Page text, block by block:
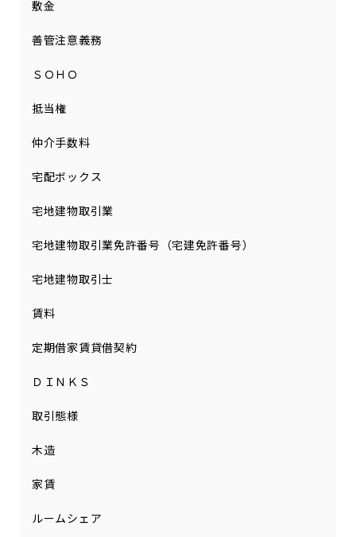
敷金
善管注意義務
ＳＯＨＯ
抵当権
仲介手数料
宅配ボックス
宅地建物取引業
宅地建物取引業免許番号（宅建免許番号）
宅地建物取引士
賃料
定期借家賃貸借契約
ＤＩＮＫＳ
取引態様
木造
家賃
ルームシェア